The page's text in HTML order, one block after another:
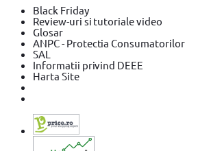
Black Friday
Review-uri si tutoriale video
Glosar
ANPC - Protectia Consumatorilor
SAL
Informatii privind DEEE
Harta Site